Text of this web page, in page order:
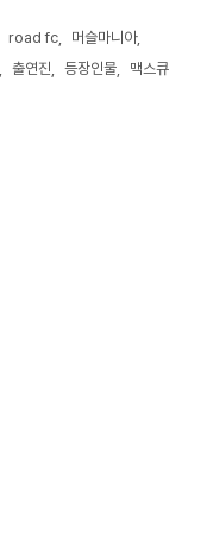
road fc
머슬마니아
출연진 등장인물 맥스큐